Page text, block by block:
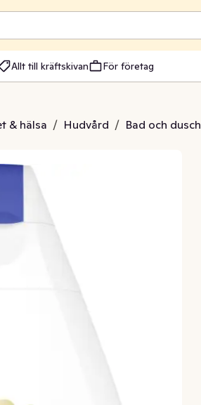
Allt till kräftskivan För företag
& hälsa / Hudvård / Bad och dusch